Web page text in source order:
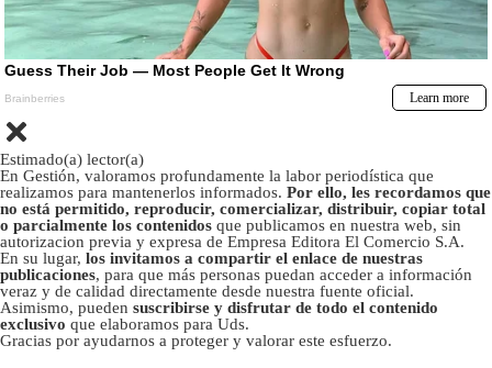
Estimado(a) lector(a)
En Gestión, valoramos profundamente la labor periodística que
realizamos para mantenerlos informados. Por ello, les recordamos que
no está permitido, reproducir, comercializar, distribuir, copiar total
o parcialmente los contenidos que publicamos en nuestra web, sin
autorizacion previa y expresa de Empresa Editora El Comercio S.A.
En su lugar, los invitamos a compartir el enlace de nuestras
publicaciones, para que más personas puedan acceder a información
veraz y de calidad directamente desde nuestra fuente oficial.
Asimismo, pueden suscribirse y disfrutar de todo el contenido
exclusivo que elaboramos para Uds.
Gracias por ayudarnos a proteger y valorar este esfuerzo.